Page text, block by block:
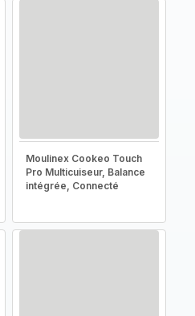
Moulinex Cookeo Touch
Pro Multicuiseur, Balance
intégrée, Connecté